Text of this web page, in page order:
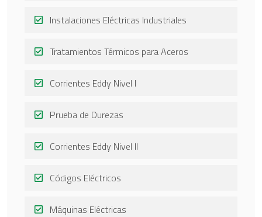
Instalaciones Eléctricas Industriales
Tratamientos Térmicos para Aceros
Corrientes Eddy Nivel I
Prueba de Durezas
Corrientes Eddy Nivel II
Códigos Eléctricos
Máquinas Eléctricas